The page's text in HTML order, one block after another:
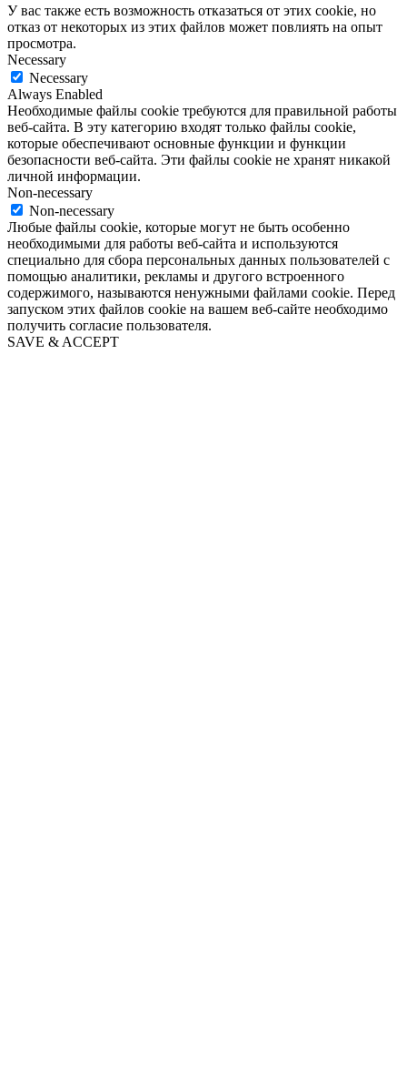
У вас также есть возможность отказаться от этих cookie, но
отказ от некоторых из этих файлов может повлиять на опыт
просмотра.
Necessary
Necessary
Always Enabled
Необходимые файлы cookie требуются для правильной работы
веб-сайта. В эту категорию входят только файлы cookie,
которые обеспечивают основные функции и функции
безопасности веб-сайта. Эти файлы cookie не хранят никакой
личной информации.
Non-necessary
Non-necessary
Любые файлы cookie, которые могут не быть особенно
необходимыми для работы веб-сайта и используются
специально для сбора персональных данных пользователей с
помощью аналитики, рекламы и другого встроенного
содержимого, называются ненужными файлами cookie. Перед
запуском этих файлов cookie на вашем веб-сайте необходимо
получить согласие пользователя.
SAVE & ACCEPT